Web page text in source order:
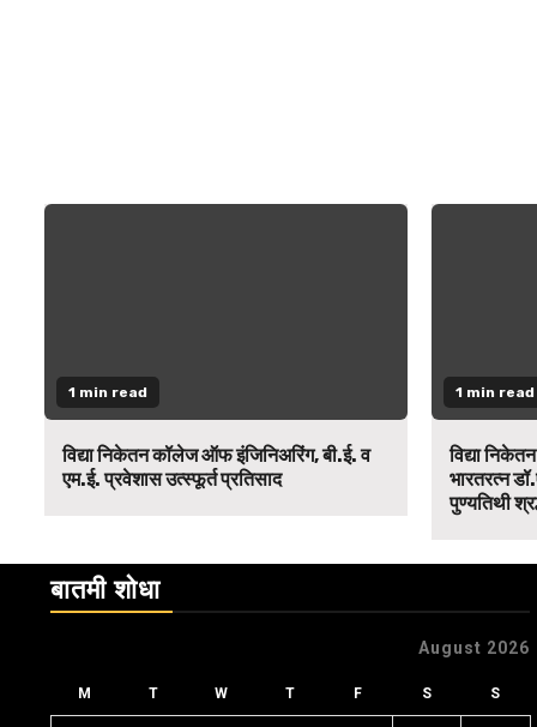
1 min read
विद्या निकेतन कॉलेज ऑफ इंजिनिअरिंग, बी.ई. व
एम.ई. प्रवेशास उत्स्फूर्त प्रतिसाद
1 min read
विद्या
भारतरत्न
पुण्यतिथी
बातमी शोधा
August 2026
M T W T F S S